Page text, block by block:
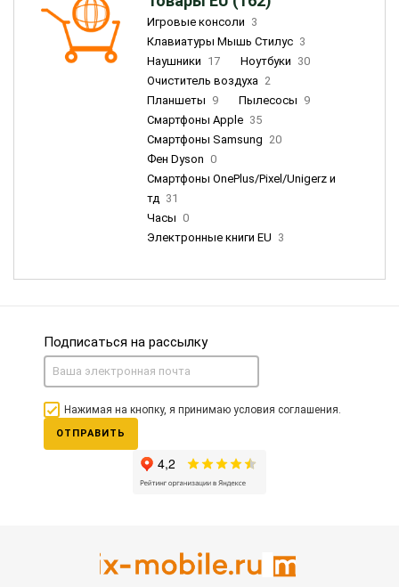
Игровые консоли 3
Клавиатуры Мышь Стилус 3
Наушники 17 Ноутбуки 30
Очиститель воздуха 2
Планшеты 9 Пылесосы 9
Смартфоны Apple 35
Смартфоны Samsung 20
Фен Dyson 0
Смартфоны OnePlus/Pixel/Unigerz и
тд 31
Часы 0
Электронные книги EU 3
Подписаться на рассылку
Нажимая на кнопку, я принимаю условия соглашения.
ОТПРАВИТЬ